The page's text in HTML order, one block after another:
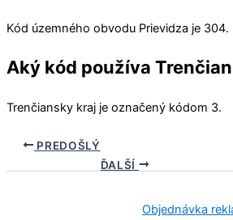
Kód územného obvodu Prievidza je 304.
Aký kód používa
Trenčiansky kraj je označený kódom 3.
PREDOŠLÝ
ĎALŠÍ
Objednávka